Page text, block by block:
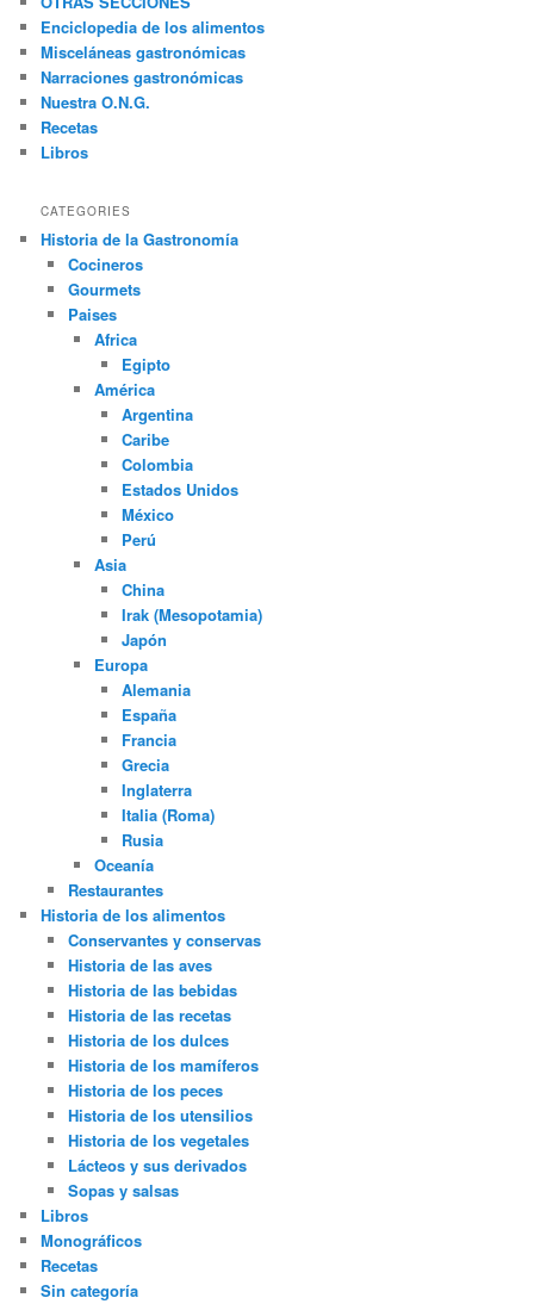
a
r
Enciclopedia de los alimentos
Misceláneas gastronómicas
Narraciones gastronómicas
Nuestra O.N.G.
Recetas
Libros
CATEGORIES
Historia de la Gastronomía
Cocineros
Gourmets
Paises
Africa
Egipto
América
Argentina
Caribe
Colombia
Estados Unidos
México
Perú
Asia
China
Irak (Mesopotamia)
Japón
Europa
Alemania
España
Francia
Grecia
Inglaterra
Italia (Roma)
Rusia
Oceanía
Restaurantes
Historia de los alimentos
Conservantes y conservas
Historia de las aves
Historia de las bebidas
Historia de las recetas
Historia de los dulces
Historia de los mamíferos
Historia de los peces
Historia de los utensilios
Historia de los vegetales
Lácteos y sus derivados
Sopas y salsas
Libros
Monográficos
Recetas
Sin categoría